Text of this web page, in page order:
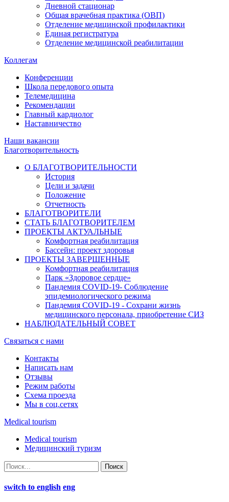
Дневной стационар
Общая врачебная практика (ОВП)
Отделение медицинской профилактики
Единая регистратура
Отделение медицинской реабилитации
Коллегам
Конференции
Школа передового опыта
Телемедицина
Рекомендации
Главный кардиолог
Наставничество
Наши вакансии
Благотворительность
О БЛАГОТВОРИТЕЛЬНОСТИ
История
Цели и задачи
Положение
Отчетность
БЛАГОТВОРИТЕЛИ
СТАТЬ БЛАГОТВОРИТЕЛЕМ
ПРОЕКТЫ АКТУАЛЬНЫЕ
Комфортная реабилитация
Бассейн: проект здоровья
ПРОЕКТЫ ЗАВЕРШЕННЫЕ
Комфортная реабилитация
Парк «Здоровое сердце»
Пандемия COVID-19- Cоблюдение
эпидемиологического режима
Пандемия COVID-19 - Сохрани жизнь
медицинского персонала, приобретение СИЗ
НАБЛЮДАТЕЛЬНЫЙ СОВЕТ
Связаться с нами
Контакты
Написать нам
Отзывы
Режим работы
Схема проезда
Мы в соц.сетях
Medical tourism
Medical tourism
Медицинский туризм
switch to english eng